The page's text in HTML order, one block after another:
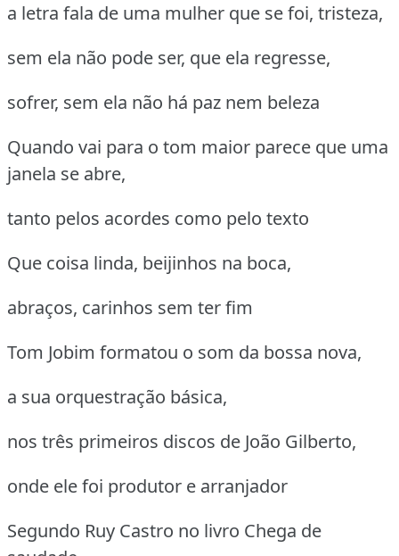
a letra fala de uma mulher que se foi, tristeza,
sem ela não pode ser, que ela regresse,
sofrer, sem ela não há paz nem beleza
Quando vai para o tom maior parece que uma
janela se abre,
tanto pelos acordes como pelo texto
Que coisa linda, beijinhos na boca,
abraços, carinhos sem ter fim
Tom Jobim formatou o som da bossa nova,
a sua orquestração básica,
nos três primeiros discos de João Gilberto,
onde ele foi produtor e arranjador
Segundo Ruy Castro no livro Chega de